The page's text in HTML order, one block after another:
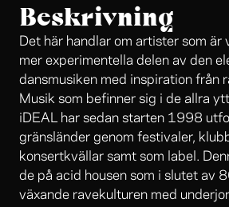
Beskrivning
Det här handlar om artister som är
mer experimentella delen av den
dansmusiken med inspiration från
Musik som befinner sig i de allra
iDEAL har sedan starten 1998
gränsländer genom festivaler,
konsertkvällar samt som label.
de på acid housen som i slutet av
växande ravekulturen med